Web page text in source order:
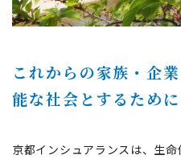
これからの家族・企
能な社会とするために
京都インシュアランスは、生